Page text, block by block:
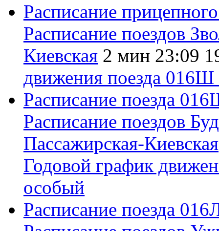
Расписание
Расписание поездов
Киевская 2 мин 23:09
движения поезда 016Ш
Расписание поезда
Расписание поездов
Пассажирская-Киевская
Годовой график
особый
Расписание поезда